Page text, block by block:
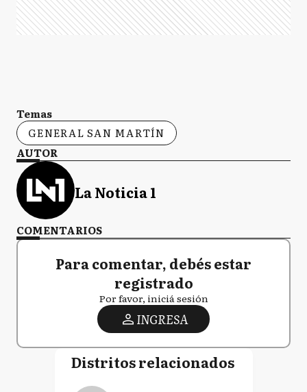
Temas
GENERAL SAN MARTÍN
AUTOR
La Noticia 1
COMENTARIOS
Para comentar, debés estar
registrado
Por favor, iniciá sesión
INGRESA
Distritos relacionados